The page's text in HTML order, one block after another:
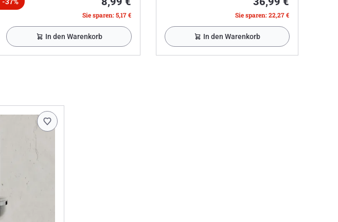
Sie sparen: 5,17 €
In den Warenkorb
Sie sparen: 22,27 €
In den Warenkorb